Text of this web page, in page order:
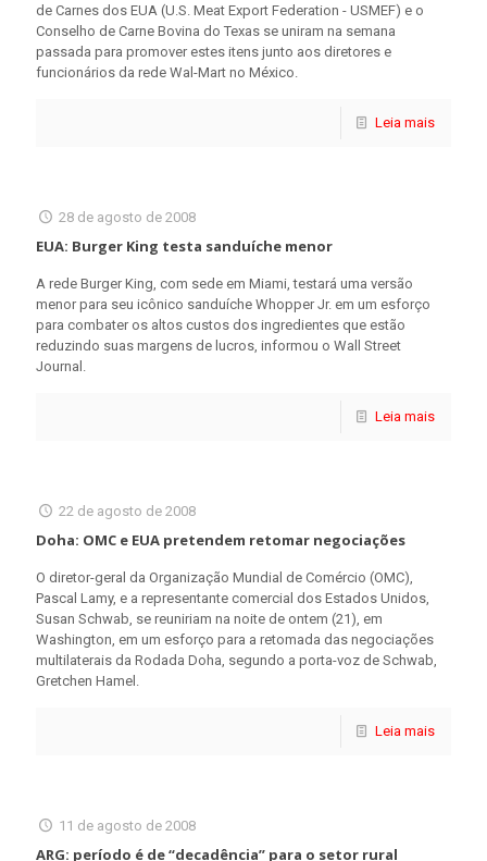
de Carnes dos EUA (U.S. Meat Export Federation - USMEF) e o
Conselho de Carne Bovina do Texas se uniram na semana
passada para promover estes itens junto aos diretores e
funcionários da rede Wal-Mart no México.
Leia mais
28 de agosto de 2008
EUA: Burger King testa sanduíche menor
A rede Burger King, com sede em Miami, testará uma versão
menor para seu icônico sanduíche Whopper Jr. em um esforço
para combater os altos custos dos ingredientes que estão
reduzindo suas margens de lucros, informou o Wall Street
Journal.
Leia mais
22 de agosto de 2008
Doha: OMC e EUA pretendem retomar negociações
O diretor-geral da Organização Mundial de Comércio (OMC),
Pascal Lamy, e a representante comercial dos Estados Unidos,
Susan Schwab, se reuniriam na noite de ontem (21), em
Washington, em um esforço para a retomada das negociações
multilaterais da Rodada Doha, segundo a porta-voz de Schwab,
Gretchen Hamel.
Leia mais
11 de agosto de 2008
ARG: período é de “decadência” para o setor rural